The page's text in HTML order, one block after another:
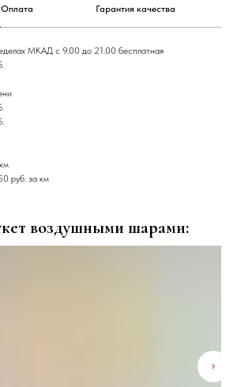
Оплата Гарантия качества
МКАД с 9.00 до 21.00 бесплатная
руб. за км
воздушными шарами: